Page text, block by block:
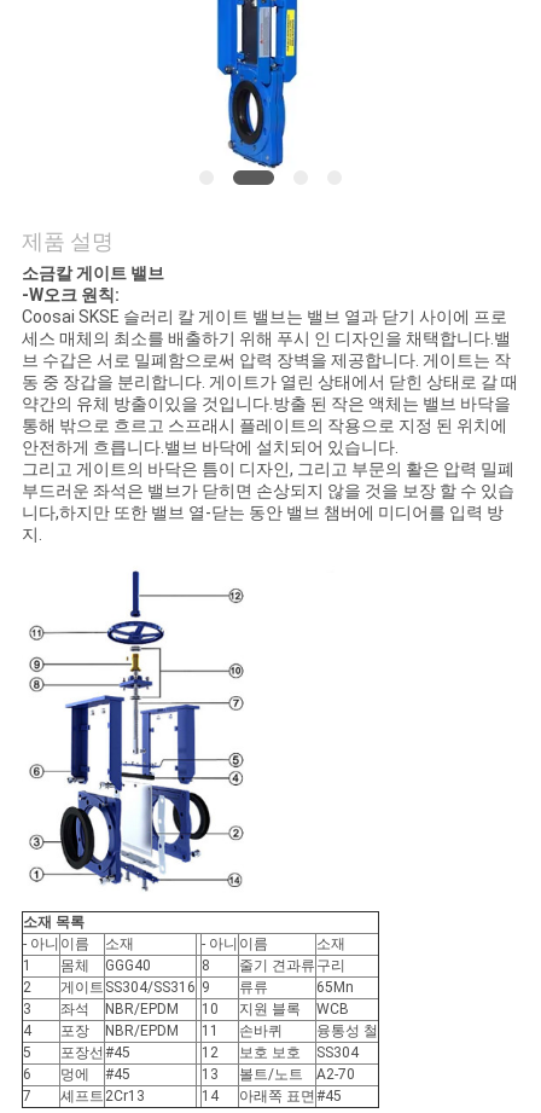
연
락
뉴
스
인
용
요
청
십
시
오
SITEMAP
PRIVACY
POLICY
제품 설명
소금칼 게이트 밸브
-W오크 원칙 :
Coosai SKSE 슬러리 칼 게이트 밸브는 밸브 열과 닫기 사이에 프로
세스 매체의 최소를 배출하기 위해 푸시 인 디자인을 채택합니다.밸
브 수갑은 서로 밀폐함으로써 압력 장벽을 제공합니다. 게이트는 작
동 중 장갑을 분리합니다. 게이트가 열린 상태에서 닫힌 상태로 갈 때
약간의 유체 방출이있을 것입니다.방출 된 작은 액체는 밸브 바닥을
통해 밖으로 흐르고 스프래시 플레이트의 작용으로 지정 된 위치에
안전하게 흐릅니다.밸브 바닥에 설치되어 있습니다.
그리고 게이트의 바닥은 틈이 디자인, 그리고 부문의 활은 압력 밀폐
부드러운 좌석은 밸브가 닫히면 손상되지 않을 것을 보장 할 수 있습
니다,하지만 또한 밸브 열-닫는 동안 밸브 챔버에 미디어를 입력 방
지.
소재 목록
- 아니 이름 소재 - 아니 이름
소재
1
몸체 GGG40 8 줄기 견과류 구리
2
게이트 SS304/SS316 9 류류
65Mn
3
좌석 NBR/EPDM 10 지원 블록
WCB
4
포장 NBR/EPDM 11 손바퀴
융통성 철
5
포장선 #45 12 보호 보호
SS304
6
멍에 #45 13 볼트/노트
A2-70
7
셰프트 2Cr13 14 아래쪽 표면 #45